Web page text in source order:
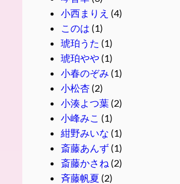
小西まりえ (4)
このは (1)
琥珀うた (1)
琥珀やや(1)
小春のぞみ (1)
小松杏(2)
小湊よつ葉(2)
小峰みこ (1)
紺野みいな (1)
斎藤あんず(1)
斎藤かさね (2)
斉藤帆夏 (2)